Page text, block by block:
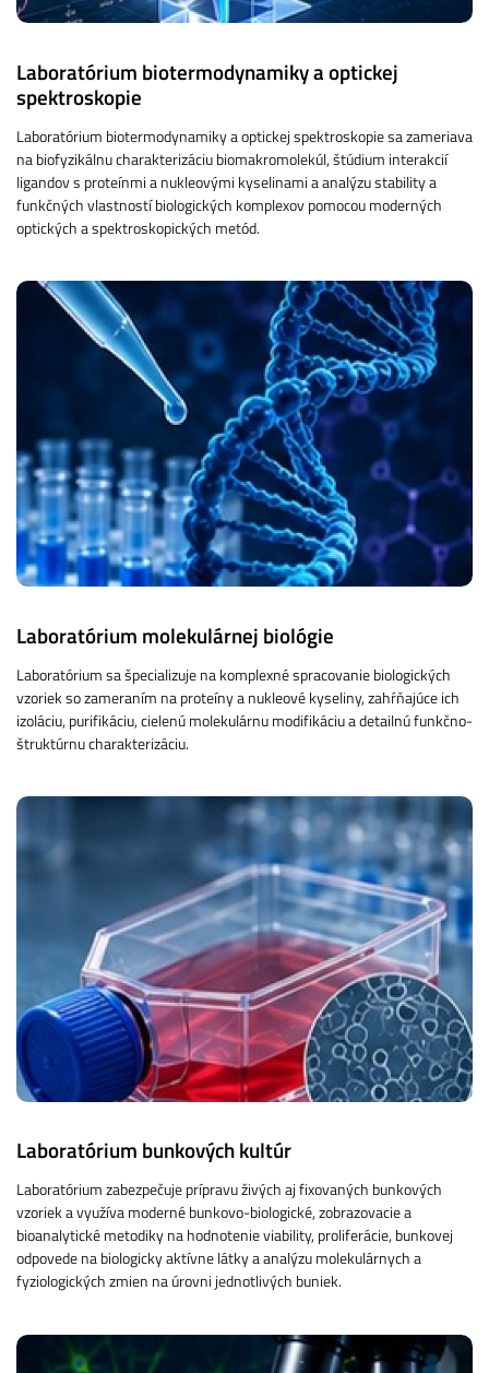
Laboratórium biotermodynamiky a optickej
spektroskopie
Laboratórium biotermodynamiky a optickej spektroskopie sa zameriava
na biofyzikálnu charakterizáciu biomakromolekúl, štúdium interakcií
ligandov s proteínmi a nukleovými kyselinami a analýzu stability a
funkčných vlastností biologických komplexov pomocou moderných
optických a spektroskopických metód.
Laboratórium molekulárnej biológie
Laboratórium sa špecializuje na komplexné spracovanie biologických
vzoriek so zameraním na proteíny a nukleové kyseliny, zahŕňajúce ich
izoláciu, purifikáciu, cielenú molekulárnu modifikáciu a detailnú funkčno-
štruktúrnu charakterizáciu.
Laboratórium bunkových kultúr
Laboratórium zabezpečuje prípravu živých aj fixovaných bunkových
vzoriek a využíva moderné bunkovo-biologické, zobrazovacie a
bioanalytické metodiky na hodnotenie viability, proliferácie, bunkovej
odpovede na biologicky aktívne látky a analýzu molekulárnych a
fyziologických zmien na úrovni jednotlivých buniek.